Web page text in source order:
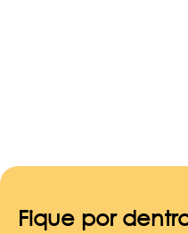
Fique por